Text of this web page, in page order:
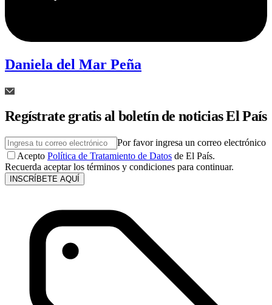
Daniela del Mar Peña
Regístrate gratis al boletín de noticias El País
Por favor ingresa un correo electrónico
Acepto Política de Tratamiento de Datos de El País.
Recuerda aceptar los términos y condiciones para continuar.
INSCRÍBETE AQUÍ